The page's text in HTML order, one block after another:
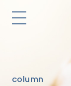
column